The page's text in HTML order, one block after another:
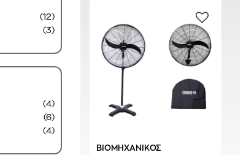
(12)
(3)
(4)
(6)
(4)
ΒΙΟΜΗΧΑΝΙΚΟΣ